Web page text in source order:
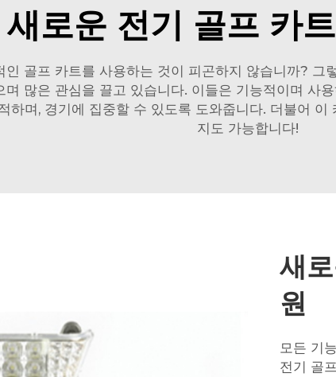
새로운 전기 골프 카
골프 카트를 사용하는 것이 피곤하지 않습니까? 그
많은 관심을 끌고 있습니다. 이들은 기능적이며 사
하며, 경기에 집중할 수 있도록 도와줍니다. 더불어
지도 가능합니다!
새
원
모든 기
전기 골